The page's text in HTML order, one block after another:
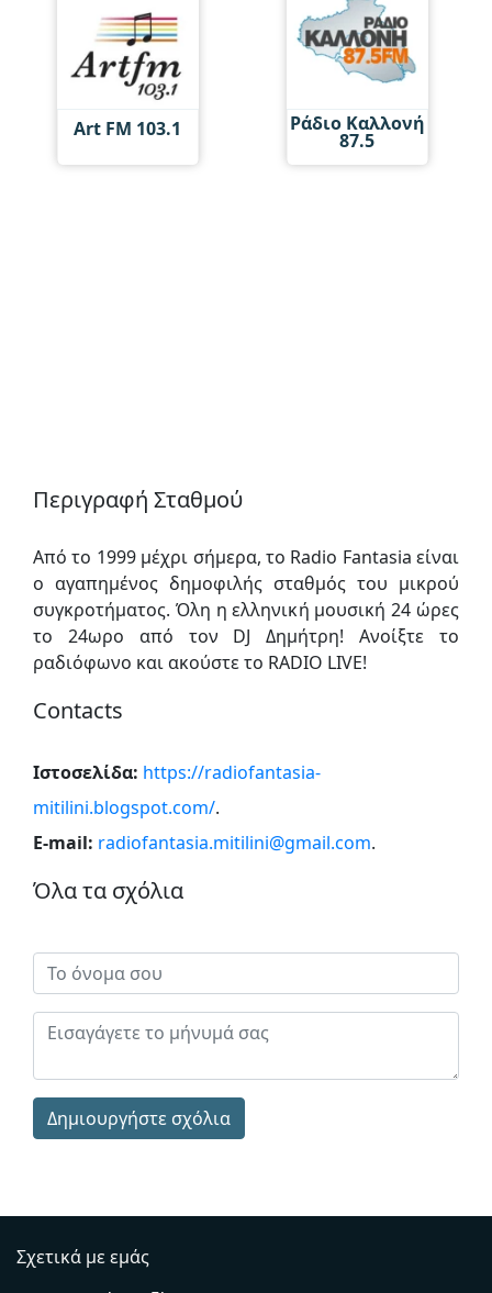
Art FM 103.1 Ράδιο Καλλονή
87.5
Περιγραφή Σταθμού
Από το 1999 μέχρι σήμερα, το Radio Fantasia είναι
ο αγαπημένος δημοφιλής σταθμός του μικρού
συγκροτήματος. Όλη η ελληνική μουσική 24 ώρες
το 24ωρο από τον DJ Δημήτρη! Ανοίξτε το
ραδιόφωνο και ακούστε το RADIO LIVE!
Contacts
Ιστοσελίδα: https://radiofantasia-
mitilini.blogspot.com/.
E-mail: radiofantasia.mitilini@gmail.com.
Όλα τα σχόλια
Δημιουργήστε σχόλια
Σχετικά με εμάς